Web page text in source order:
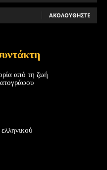
ΑΚΟΛΟΥΘΉΣΤΕ
από τη ζωή